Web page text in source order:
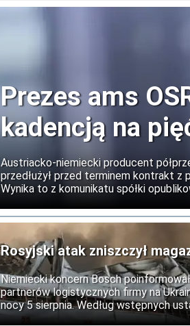
Prezes ams
kadencją na
Austriacko-niemiecki producent
przedłużył przed terminem kontrakt z
Wynika to z komunikatu spółki
nieoptycznymi czujnikami ams
rozwiązania dla rozszerzonej
Rosyjski atak zniszczył
Niemiecki koncern Bosch
partnerów logistycznych firmy na
nocy 5 sierpnia. Według wstępnych
tam produkty, nikt nie odniósł obrażeń.